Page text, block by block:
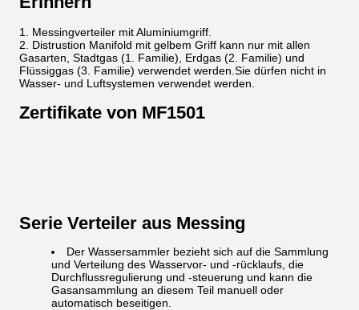
Messingverteiler mit Aluminiumgriff.
Distrustion Manifold mit gelbem Griff kann nur mit allen
Gasarten, Stadtgas (1. Familie), Erdgas (2. Familie) und
Flüssiggas (3. Familie) verwendet werden.Sie dürfen nicht in
Wasser- und Luftsystemen verwendet werden.
Zertifikate von MF1501
Serie Verteiler aus Messing
Der Wassersammler bezieht sich auf die Sammlung
und Verteilung des Wasservor- und -rücklaufs, die
Durchflussregulierung und -steuerung und kann die
Gasansammlung an diesem Teil manuell oder
automatisch beseitigen.